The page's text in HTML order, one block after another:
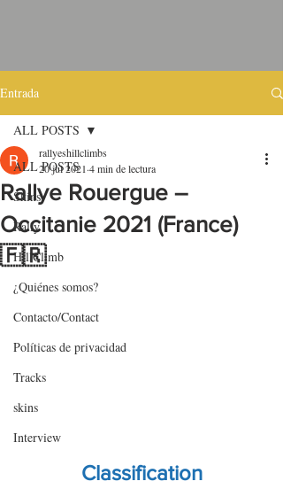
Entrada
ALL POSTS
Skins
Rally
HillClimb
¿Quiénes somos?
Contacto/Contact
Políticas de privacidad
Tracks
skins
Interview
ALL POSTS
Rallye Rouergue –
Occitanie 2021 (France)
🇫🇷
rallyeshillclimbs
20 jul 2021 4 min de lectura
Classification